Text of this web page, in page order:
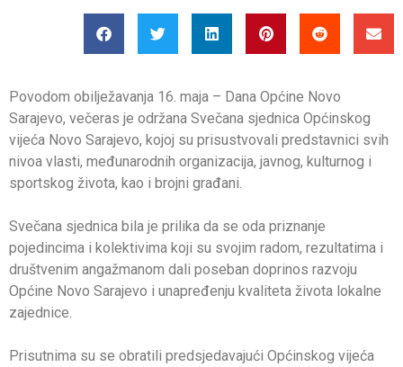
Povodom obilježavanja 16. maja – Dana Općine Novo
Sarajevo, večeras je održana Svečana sjednica Općinskog
vijeća Novo Sarajevo, kojoj su prisustvovali predstavnici svih
nivoa vlasti, međunarodnih organizacija, javnog, kulturnog i
sportskog života, kao i brojni građani.
Svečana sjednica bila je prilika da se oda priznanje
pojedincima i kolektivima koji su svojim radom, rezultatima i
društvenim angažmanom dali poseban doprinos razvoju
Općine Novo Sarajevo i unapređenju kvaliteta života lokalne
zajednice.
Prisutnima su se obratili predsjedavajući Općinskog vijeća